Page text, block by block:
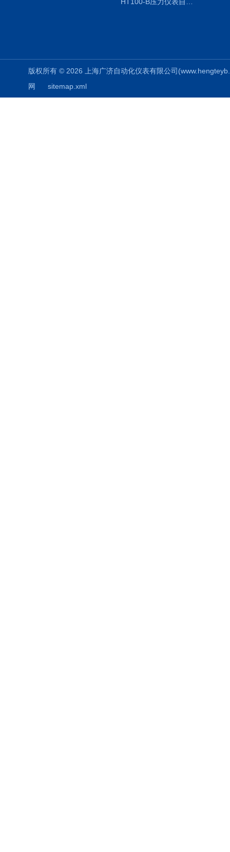
版权所有 © 2026 上海广济自动化仪表有限公司
网
sitemap.xml